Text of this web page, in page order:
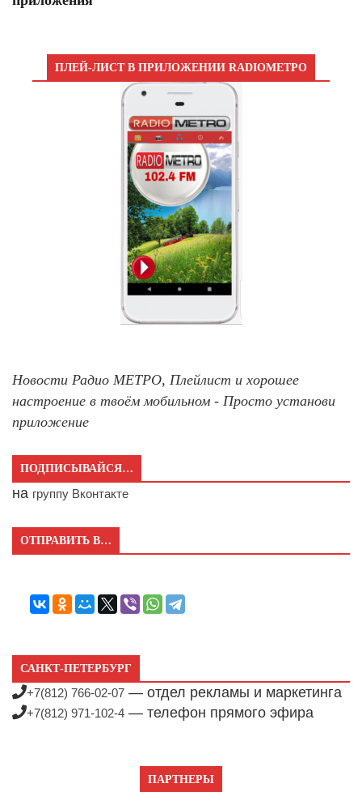
ПЛЕЙ-ЛИСТ В ПРИЛОЖЕНИИ RADIOМЕТРО
Новости Радио МЕТРО, Плейлист и хорошее
настроение в твоём мобильном - Просто установи
приложение
ПОДПИСЫВАЙСЯ…
на группу Вконтакте
ОТПРАВИТЬ В…
САНКТ-ПЕТЕРБУРГ
+7(812) 766-02-07 — отдел рекламы и маркетинга
+7(812) 971-102-4 — телефон прямого эфира
ПАРТНЕРЫ